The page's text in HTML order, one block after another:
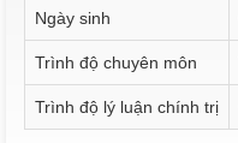
Ngày sinh
Trình độ chuyên môn
Trình độ lý luận chính trị